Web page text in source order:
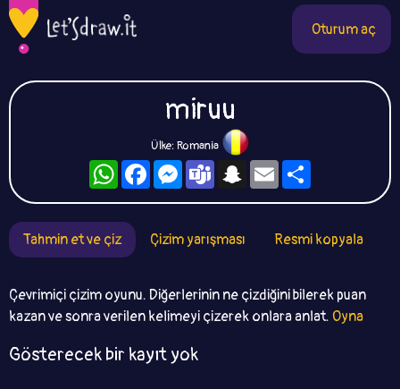
Oturum aç
miruu
Ülke: Romania
WhatsAppFacebookMessengerTeamsSnapchat
Email
Tahmin et ve çiz Çizim yarışması Resmi kopyala
Çevrimiçi çizim oyunu. Diğerlerinin ne çizdiğini bilerek puan
kazan ve sonra verilen kelimeyi çizerek onlara anlat. Oyna
Gösterecek bir kayıt yok